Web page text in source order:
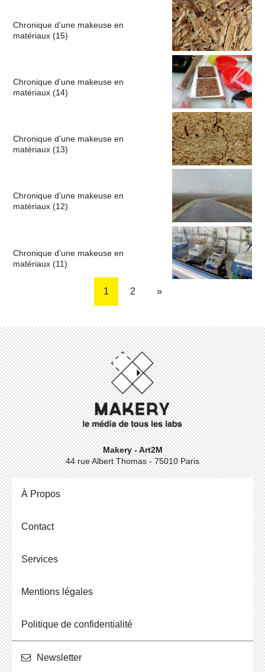
Chronique d’une makeuse en
matériaux (15)
Chronique d’une makeuse en
matériaux (14)
Chronique d’une makeuse en
matériaux (13)
Chronique d’une makeuse en
matériaux (12)
Chronique d’une makeuse en
matériaux (11)
1 2 »
Makery - Art2M
44 rue Albert Thomas - 75010 Paris
À Propos
Contact
Ser­vices
Men­tions légales
Po­li­tique de confidentialité
News­let­ter